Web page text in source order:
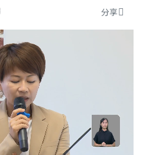
分享